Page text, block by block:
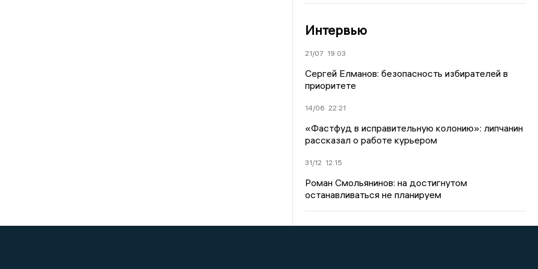
Интервью
21/07 19:03
Сергей Елманов: безопасность избирателей в
приоритете
14/06 22:21
«Фастфуд в исправительную колонию»: липчанин
рассказал о работе курьером
31/12 12:15
Роман Смольянинов: на достигнутом
останавливаться не планируем